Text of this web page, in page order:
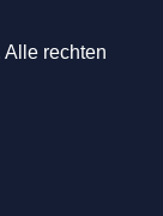
rechten